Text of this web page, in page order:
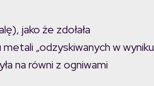
jako że zdołała
„odzyskiwanych w wyniku
na równi z ogniwami